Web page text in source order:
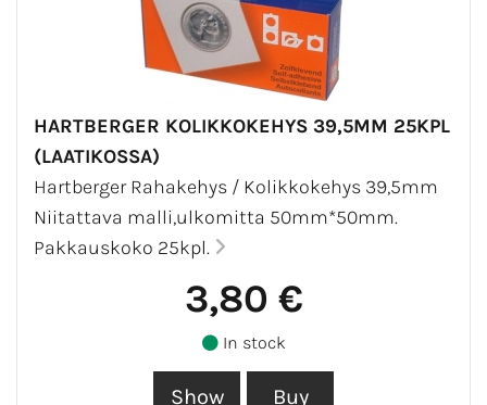
HARTBERGER KOLIKKOKEHYS 39,5MM 25KPL
(LAATIKOSSA)
Hartberger Rahakehys / Kolikkokehys 39,5mm
Niitattava malli,ulkomitta 50mm*50mm.
Pakkauskoko 25kpl.
3,80 €
In stock